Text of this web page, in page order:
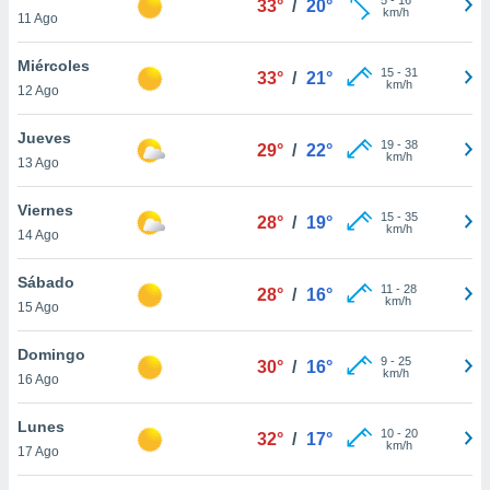
más
nuestra
y
de
disponible
cookies
aceptar
11 Ago
33° / 20°
km/h
Miércoles
12 Ago
33° / 21° 15- 31
km/h
Jueves
13 Ago
29° / 22° 19- 38
km/h
Viernes
14 Ago
28° / 19° 15- 35
km/h
Sábado
15 Ago
28° / 16° 11 - 28
km/h
Domingo
16 Ago
30° / 16° 9- 25
km/h
Lunes
17 Ago
32° / 17° 10- 20
km/h